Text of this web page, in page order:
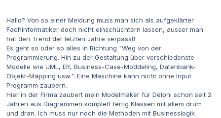
Hallo? Von so einer Meldung muss man sich als aufgeklärter
Fachinformatiker doch nicht einschüchtern lassen, ausser man
hat den Trend der letzten Jahre verpasst!
Es geht so oder so alles in Richtung "Weg von der
Programmierung. Hin zu der Gestaltung über verschiedenste
Modelle wie UML, ER, Business-Case-Moddeling, Datenbank-
Objekt-Mapping usw.". Eine Maschine kann nicht ohne Input
Programm zaubern.
Hier in der Firma zaubert mein Modelmaker für Delphi schon seit 2
Jahren aus Diagrammen komplett fertig Klassen mit allem drum
und dran. Ich muss nur noch die Methoden mit Businesslogik